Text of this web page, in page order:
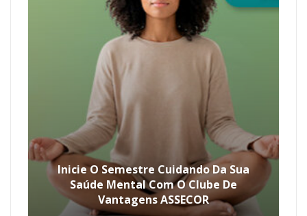
Inicie O Semestre Cuidando Da Sua
Saúde Mental Com O Clube De
Vantagens ASSECOR